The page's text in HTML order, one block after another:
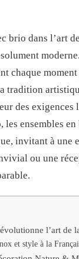
brio dans l’art
chaque
tradition
des
les ensembles
invitant à une
ou une
l’art de
et style à la